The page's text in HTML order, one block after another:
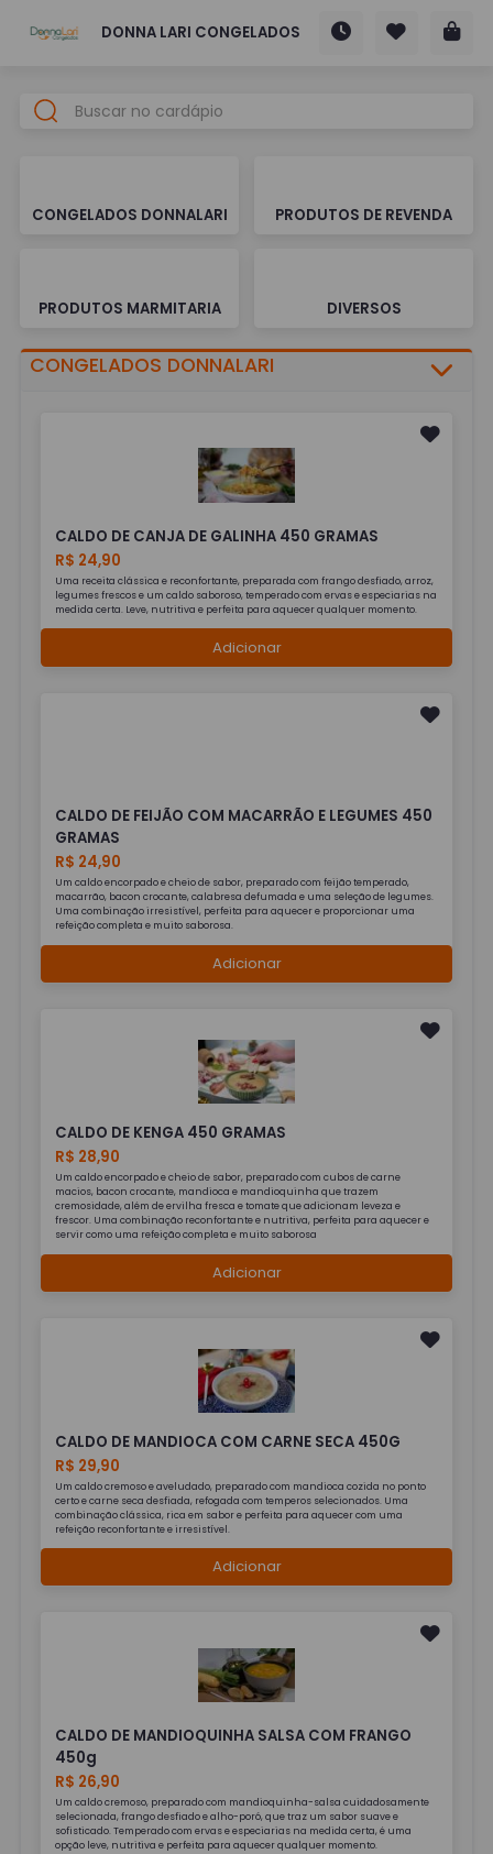
DONNA LARI CONGELADOS
CONGELADOS DONNALARI PRODUTOS DE REVENDA
PRODUTOS MARMITARIA DIVERSOS
CONGELADOS DONNALARI
CALDO DE CANJA DE GALINHA 450 GRAMAS
R$ 24,90
Uma receita clássica e reconfortante, preparada com frango desfiado, arroz,
legumes frescos e um caldo saboroso, temperado com ervas e especiarias na
medida certa. Leve, nutritiva e perfeita para aquecer qualquer momento.
Adicionar
CALDO DE FEIJÃO COM MACARRÃO E LEGUMES 450
GRAMAS
R$ 24,90
Um caldo encorpado e cheio de sabor, preparado com feijão temperado,
macarrão, bacon crocante, calabresa defumada e uma seleção de legumes.
Uma combinação irresistível, perfeita para aquecer e proporcionar uma
refeição completa e muito saborosa.
Adicionar
CALDO DE KENGA 450 GRAMAS
R$ 28,90
Um caldo encorpado e cheio de sabor, preparado com cubos de carne
macios, bacon crocante, mandioca e mandioquinha que trazem
cremosidade, além de ervilha fresca e tomate que adicionam leveza e
frescor. Uma combinação reconfortante e nutritiva, perfeita para aquecer e
servir como uma refeição completa e muito saborosa
Adicionar
CALDO DE MANDIOCA COM CARNE SECA 450G
R$ 29,90
Um caldo cremoso e aveludado, preparado com mandioca cozida no ponto
certo e carne seca desfiada, refogada com temperos selecionados. Uma
combinação clássica, rica em sabor e perfeita para aquecer com uma
refeição reconfortante e irresistível.
Adicionar
CALDO DE MANDIOQUINHA SALSA COM FRANGO
450g
R$ 26,90
Um caldo cremoso, preparado com mandioquinha-salsa cuidadosamente
selecionada, frango desfiado e alho-poró, que traz um sabor suave e
sofisticado. Temperado com ervas e especiarias na medida certa, é uma
opção leve, nutritiva e perfeita para aquecer qualquer momento.